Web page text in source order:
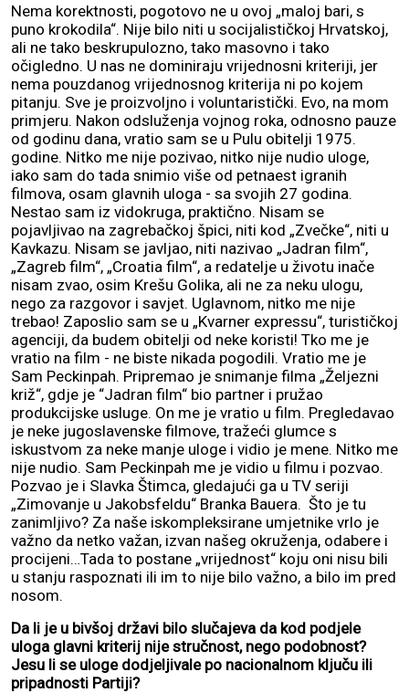
Nema korektnosti, pogotovo ne u ovoj „maloj bari, s
puno krokodila“. Nije bilo niti u socijalističkoj Hrvatskoj,
ali ne tako beskrupulozno, tako masovno i tako
očigledno. U nas ne dominiraju vrijednosni kriteriji, jer
nema pouzdanog vrijednosnog kriterija ni po kojem
pitanju. Sve je proizvoljno i voluntaristički. Evo, na mom
primjeru. Nakon odsluženja vojnog roka, odnosno pauze
od godinu dana, vratio sam se u Pulu obitelji 1975.
godine. Nitko me nije pozivao, nitko nije nudio uloge,
iako sam do tada snimio više od petnaest igranih
filmova, osam glavnih uloga - sa svojih 27 godina.
Nestao sam iz vidokruga, praktično. Nisam se
pojavljivao na zagrebačkoj špici, niti kod „Zvečke“, niti u
Kavkazu. Nisam se javljao, niti nazivao „Jadran film“,
„Zagreb film“, „Croatia film“, a redatelje u životu inače
nisam zvao, osim Krešu Golika, ali ne za neku ulogu,
nego za razgovor i savjet. Uglavnom, nitko me nije
trebao! Zaposlio sam se u „Kvarner expressu“, turističkoj
agenciji, da budem obitelji od neke koristi! Tko me je
vratio na film - ne biste nikada pogodili. Vratio me je
Sam Peckinpah. Pripremao je snimanje filma „Željezni
križ“, gdje je “Jadran film“ bio partner i pružao
produkcijske usluge. On me je vratio u film. Pregledavao
je neke jugoslavenske filmove, tražeći glumce s
iskustvom za neke manje uloge i vidio je mene. Nitko me
nije nudio. Sam Peckinpah me je vidio u filmu i pozvao.
Pozvao je i Slavka Štimca, gledajući ga u TV seriji
„Zimovanje u Jakobsfeldu“ Branka Bauera. Što je tu
zanimljivo? Za naše iskompleksirane umjetnike vrlo je
važno da netko važan, izvan našeg okruženja, odabere i
procijeni…Tada to postane „vrijednost“ koju oni nisu bili
u stanju raspoznati ili im to nije bilo važno, a bilo im pred
nosom.
Da li je u bivšoj državi bilo slučajeva da kod podjele
uloga glavni kriterij nije stručnost, nego podobnost?
Jesu li se uloge dodjeljivale po nacionalnom ključu ili
pripadnosti Partiji?